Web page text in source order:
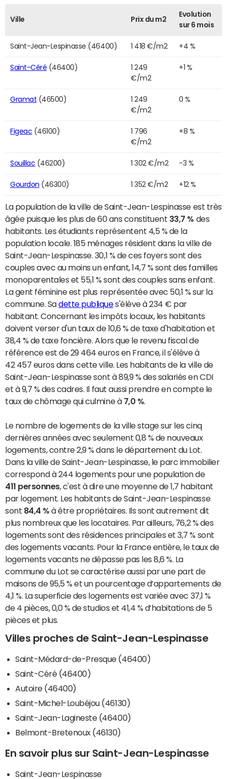
Ville Prix du m2
Evolution
sur 6 mois
Saint-Jean-Lespinasse (46400) 1 418 €/m2 +4 %
Saint-Céré (46400)
1 249
€/m2
+1 %
Gramat (46500)
1 249
€/m2
0 %
Figeac (46100)
1 796
€/m2
+8 %
Souillac (46200) 1 302 €/m2 -3 %
Gourdon (46300) 1 352 €/m2 +12 %
La population de la ville de Saint-Jean-Lespinasse est très
âgée puisque les plus de 60 ans constituent 33,7 % des
habitants. Les étudiants représentent 4,5 % de la
population locale. 185 ménages résident dans la ville de
Saint-Jean-Lespinasse. 30,1 % de ces foyers sont des
couples avec au moins un enfant, 14,7 % sont des familles
monoparentales et 55,1 % sont des couples sans enfant.
La gent féminine est plus représentée avec 50,1 % sur la
commune. Sadette publiques'élève à 234 € par
habitant. Concernant les impôts locaux, les habitants
doivent verser d'un taux de 10,6 % de taxe d'habitation et
38,4 % de taxe foncière. Alors que le revenu fiscal de
référence est de 29 464 euros en France, il s'élève à
42 457 euros dans cette ville. Les habitants de la ville de
Saint-Jean-Lespinasse sont à 89,9 % des salariés en CDI
et à 9,7 % des cadres. Il faut aussi prendre en compte le
taux de chômage qui culmine à 7,0 %
Le nombre de logements de la ville stage sur les cinq
dernières années avec seulement 0,8 % de nouveaux
logements, contre 2,9 % dans le département du Lot.
Dans la ville de Saint-Jean-Lespinasse, le parc immobilier
correspond à 244 logements pour une population de
411 personnes, c'est à dire une moyenne de 1,7 habitant
par logement. Les habitants de Saint-Jean-Lespinasse
sont 84,4 % à être propriétaires. Ils sont autrement dit
plus nombreux que les locataires. Par ailleurs, 76,2 % des
logements sont des résidences principales et 3,7 % sont
des logements vacants. Pour la France entière, le taux de
logements vacants ne dépasse pas les 8,6 %. La
commune du Lot se caractérise aussi par une part de
maisons de 95,5 % et un pourcentage d’appartements de
4,1 %. La superficie des logements est variée avec 37,1 %
de 4 pièces, 0,0 % de studios et 41,4 % d’habitations de 5
pièces et plus.
Villes proches de Saint-Jean-Lespinasse
Saint-Médard-de-Presque (46400)
Saint-Céré (46400)
Autoire (46400)
Saint-Michel-Loubéjou (46130)
Saint-Jean-Lagineste (46400)
Belmont-Bretenoux (46130)
En savoir plus sur Saint-Jean-Lespinasse
Saint-Jean-Lespinasse